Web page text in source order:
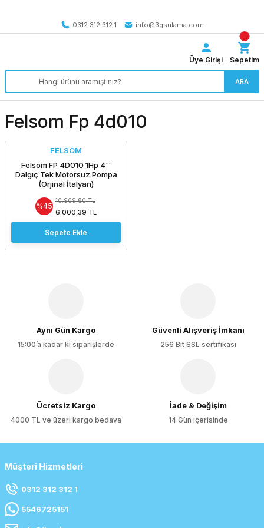
0312 312 312 1
info@3gsulama.com
ARA
Üye Girişi Sepetim
Felsom Fp 4d010
FELSOM
Felsom FP 4D010 1Hp 4''
Dalgıç Tek Motorsuz Pompa
(Orjinal İtalyan)
%45
10.909,80 TL
6.000,39 TL
Sepete Ekle
Aynı Gün Kargo
15:00’a kadar ki siparişlerde
Güvenli Alışveriş İmkanı
256 Bit SSL sertifikası
Ücretsiz Kargo
4000 TL ve üzeri kargo bedava
İade & Değişim
14 Gün içerisinde
Müşteri Hizmetleri
0312 312 312 1
5546725151